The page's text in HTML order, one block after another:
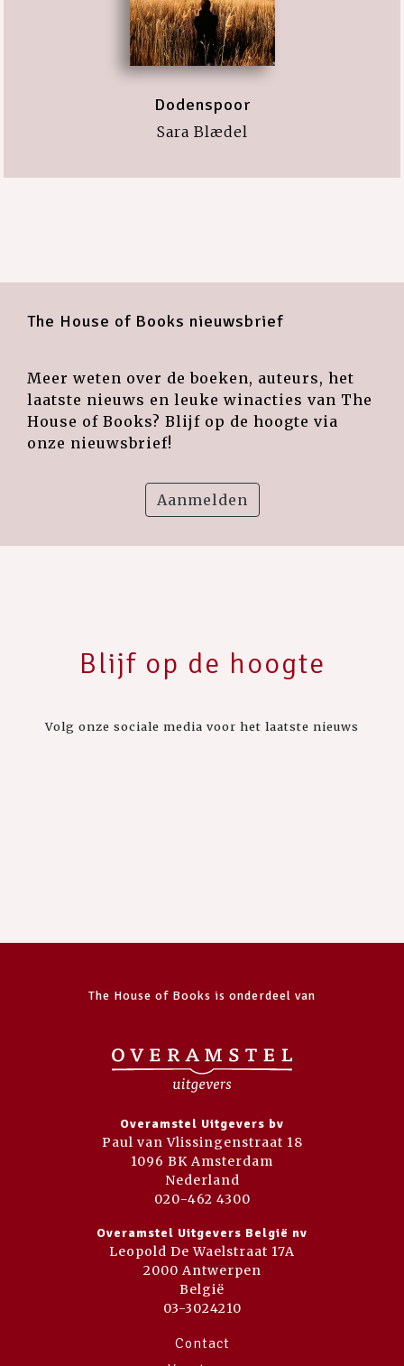
Dodenspoor
Sara Blædel
The House of Books nieuwsbrief
Meer weten over de boeken, auteurs, het
laatste nieuws en leuke winacties van The
House of Books? Blijf op de hoogte via
onze nieuwsbrief!
Aanmelden
Blijf op de hoogte
Volg onze sociale media voor het laatste nieuws
The House of Books is onderdeel van
Overamstel Uitgevers bv
Paul van Vlissingenstraat 18
1096 BK Amsterdam
Nederland
020-462 4300
Overamstel Uitgevers België nv
Leopold De Waelstraat 17A
2000 Antwerpen
België
03-3024210
Contact